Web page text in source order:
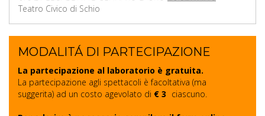
Teatro Civico di Schio
MODALITÁ DI PARTECIPAZIONE
La partecipazione al laboratorio è gratuita.
La partecipazione agli spettacoli è facoltativa (ma
suggerita) ad un costo agevolato di € 3 ciascuno.